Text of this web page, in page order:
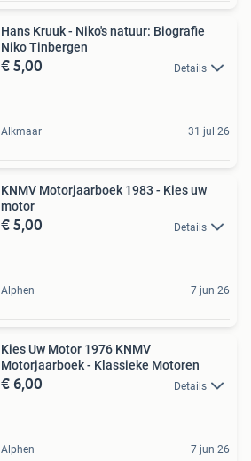
Hans Kruuk - Niko's natuur: Biografie
Niko Tinbergen
€ 5,00 Details
Alkmaar 31 jul 26
KNMV Motorjaarboek 1983 - Kies uw
motor
€ 5,00 Details
Alphen 7 jun 26
Kies Uw Motor 1976 KNMV
Motorjaarboek - Klassieke Motoren
€ 6,00 Details
Alphen 7 jun 26